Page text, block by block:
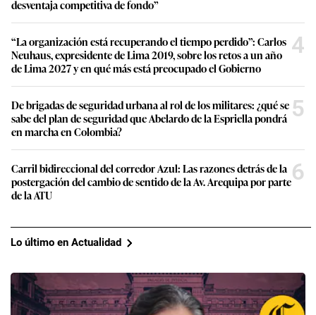
desventaja competitiva de fondo”
“La organización está recuperando el tiempo perdido”: Carlos
Neuhaus, expresidente de Lima 2019, sobre los retos a un año
de Lima 2027 y en qué más está preocupado el Gobierno
4
De brigadas de seguridad urbana al rol de los militares: ¿qué se
sabe del plan de seguridad que Abelardo de la Espriella pondrá
en marcha en Colombia?
5
Carril bidireccional del corredor Azul: Las razones detrás de la
postergación del cambio de sentido de la Av. Arequipa por parte
de la ATU
6
Lo último en Actualidad